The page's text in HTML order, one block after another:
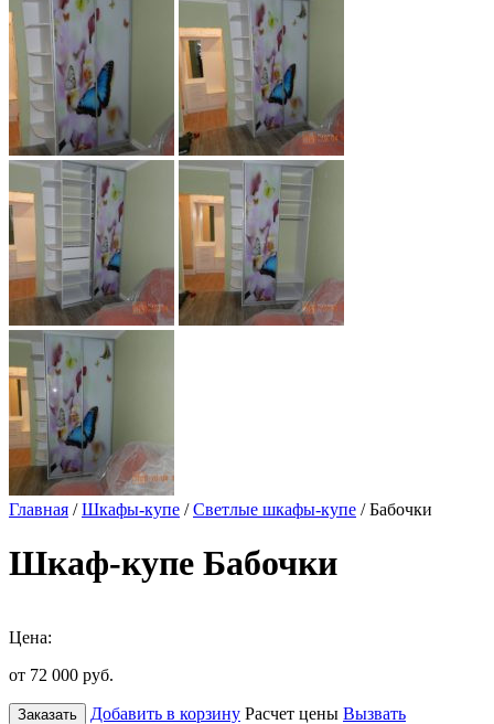
Главная /Шкафы-купе /Светлые шкафы-купе / Бабочки
Шкаф-купе Бабочки
Цена:
от 72 000 руб.
Заказать Добавить в корзину Расчет цены Вызвать